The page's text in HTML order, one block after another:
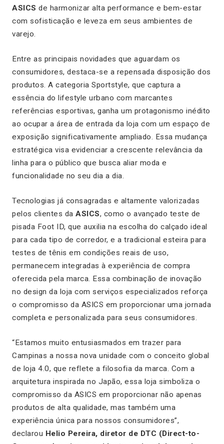
ASICS de harmonizar alta performance e bem-estar
com sofisticação e leveza em seus ambientes de
varejo.
Entre as principais novidades que aguardam os
consumidores, destaca-se a repensada disposição dos
produtos. A categoria Sportstyle, que captura a
essência do lifestyle urbano com marcantes
referências esportivas, ganha um protagonismo inédito
ao ocupar a área de entrada da loja com um espaço de
exposição significativamente ampliado. Essa mudança
estratégica visa evidenciar a crescente relevância da
linha para o público que busca aliar moda e
funcionalidade no seu dia a dia.
Tecnologias já consagradas e altamente valorizadas
pelos clientes da ASICS, como o avançado teste de
pisada Foot ID, que auxilia na escolha do calçado ideal
para cada tipo de corredor, e a tradicional esteira para
testes de tênis em condições reais de uso,
permanecem integradas à experiência de compra
oferecida pela marca. Essa combinação de inovação
no design da loja com serviços especializados reforça
o compromisso da ASICS em proporcionar uma jornada
completa e personalizada para seus consumidores.
“Estamos muito entusiasmados em trazer para
Campinas a nossa nova unidade com o conceito global
de loja 4.0, que reflete a filosofia da marca. Com a
arquitetura inspirada no Japão, essa loja simboliza o
compromisso da ASICS em proporcionar não apenas
produtos de alta qualidade, mas também uma
experiência única para nossos consumidores”,
declarou Helio Pereira, diretor de DTC (Direct-to-